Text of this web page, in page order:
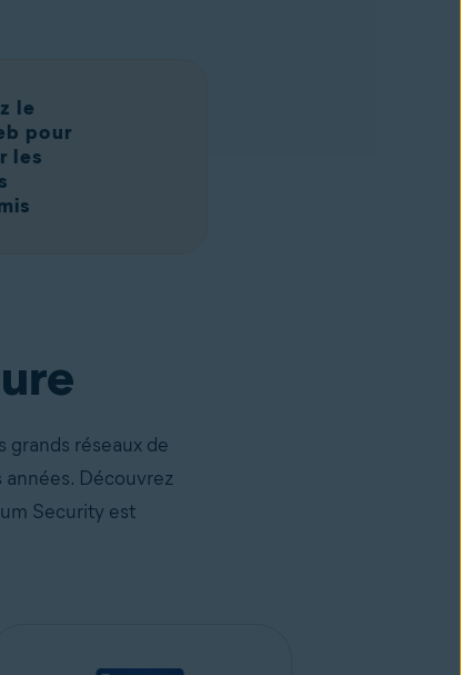
le
pour
les
grands réseaux de
années. Découvrez
Security est